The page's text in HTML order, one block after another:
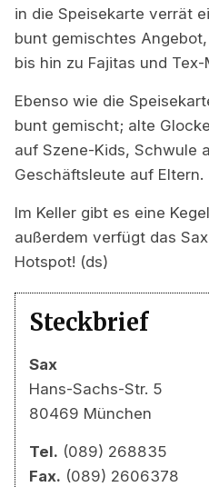
in die Speisekarte verrät
bunt gemischtes
bis hin zu Fajitas und Tex-
Ebenso wie die
bunt gemischt; alte
auf Szene-Kids, Schwule
Geschäftsleute auf Eltern.
Im Keller gibt es eine
außerdem verfügt das
Hotspot! (ds)
Steckbrief
Sax
Hans-Sachs-Str. 5
80469 München
Tel. (089) 268835
Fax. (089) 2606378